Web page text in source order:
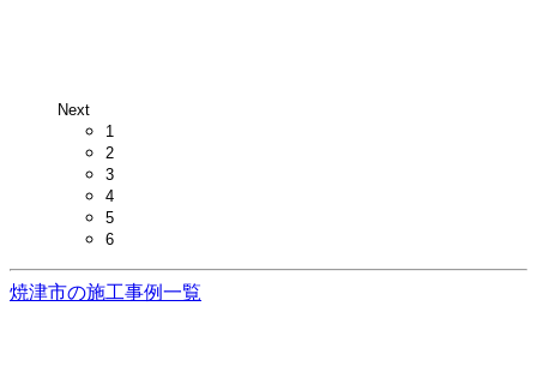
Next
1
2
3
4
5
6
焼津市の施工事例一覧